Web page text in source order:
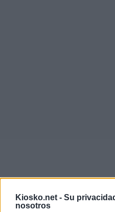
Kiosko.net - Su
nosotros